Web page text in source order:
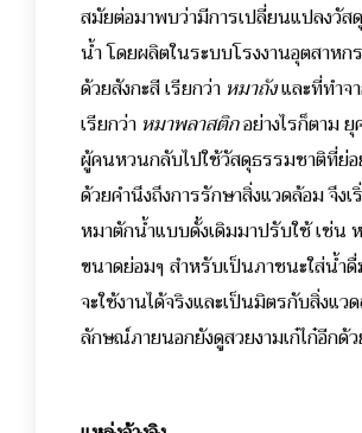
สมัยต่อมาพบว่ามีการเปลี่ยนแปลงวัส
น้ำ โดยผลิตในระบบโรงงานอุตสาห
ด้วยสังกะสี เรียกว่า หมาถังและที่ทำจ
เรียกว่า หมาพลาสติกอย่างไรก็ตาม
ผู้คนหวนกลับไปใช้วัสดุธรรมชาติที่ย่อ
ด้วยคำนึงถึงการรักษาสิ่งแวดล้อม จึง
หมาตักน้ำแบบดั้งเดิมมาปรับใช้ เช่น
ขนาดย่อมๆ สำหรับเป็นภาชนะใส่น้ำ
จะใช้งานได้จริงและเป็นมิตรกับสิ่งแว
ลักษณ์ภายนอกยังดูสวยงามเก๋ไก๋อีกด้